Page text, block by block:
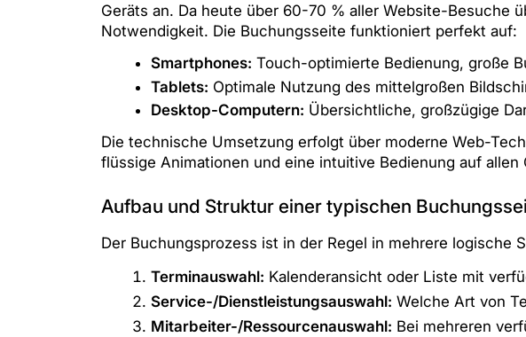
Geräts an. Da heute über 60-70 % aller Website-Besuche
Notwendigkeit. Die Buchungsseite funktioniert perfekt auf:
Smartphones: Touch-optimierte Bedienung, große
Tablets: Optimale Nutzung des mittelgroßen
Desktop-Computern: Übersichtliche, großzügige
Die technische Umsetzung erfolgt über moderne Web-
flüssige Animationen und eine intuitive Bedienung auf allen
Aufbau und Struktur einer typischen
Der Buchungsprozess ist in der Regel in mehrere
Terminauswahl: Kalenderansicht oder Liste mit
Service-/Dienstleistungsauswahl: Welche Art von
Mitarbeiter-/Ressourcenauswahl: Bei mehreren